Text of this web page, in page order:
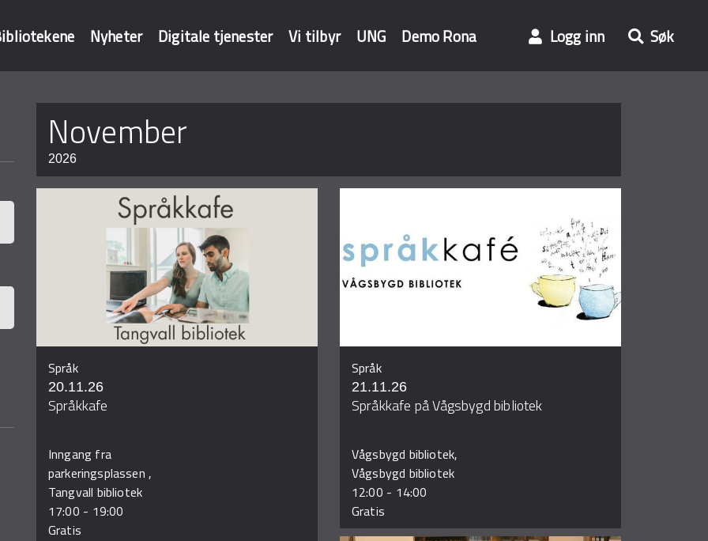
Nyheter Digitale tjenester Vi tilbyr UNG Demo Rona Logg inn Søk
november
2026
Språk
20.11.26
Språkkafe
Inngang fra
parkeringsplassen ,
Tangvall bibliotek
17:00 - 19:00
Gratis
Språk
21.11.26
Språkkafe på Vågsbygd bibliotek
Vågsbygd bibliotek,
Vågsbygd bibliotek
12:00 - 14:00
Gratis
Sider